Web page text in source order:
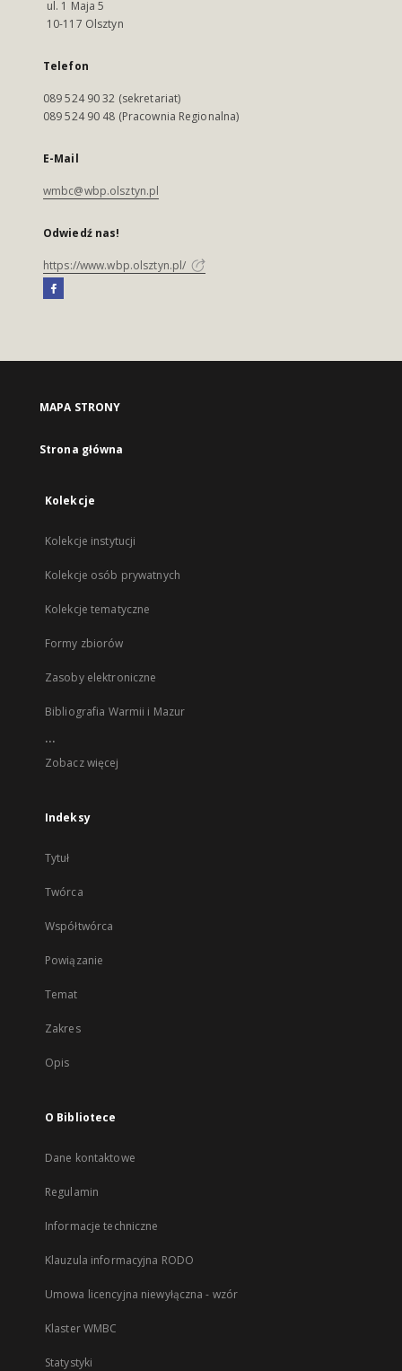
ul. 1 Maja 5
10-117 Olsztyn
Telefon
089 524 90 32 (sekretariat)
089 524 90 48 (Pracownia Regionalna)
E-Mail
wmbc@wbp.olsztyn.pl
Odwiedź nas!
https://www.wbp.olsztyn.pl/
MAPA STRONY
Strona główna
Kolekcje
Kolekcje instytucji
Kolekcje osób prywatnych
Kolekcje tematyczne
Formy zbiorów
Zasoby elektroniczne
Bibliografia Warmii i Mazur
...
Zobacz więcej
Indeksy
Tytuł
Twórca
Współtwórca
Powiązanie
Temat
Zakres
Opis
O Bibliotece
Dane kontaktowe
Regulamin
Informacje techniczne
Klauzula informacyjna RODO
Umowa licencyjna niewyłączna - wzór
Klaster WMBC
Statystyki